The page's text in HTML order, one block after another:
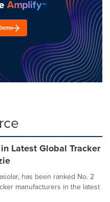
Latest Global Tracker
has been ranked No. 2
manufacturers in the latest